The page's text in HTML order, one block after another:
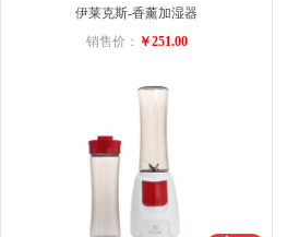
伊莱克斯-香薰加湿器
销售价： ￥251.00